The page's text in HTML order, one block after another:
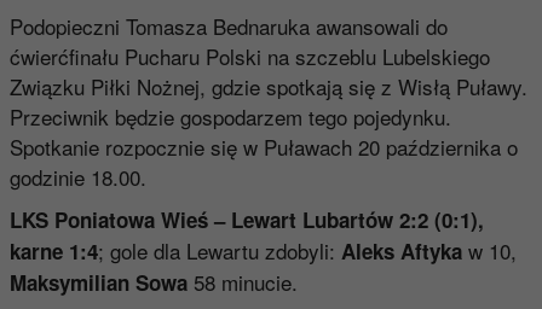
Podopieczni Tomasza Bednaruka awansowali do
ćwierćfinału Pucharu Polski na szczeblu Lubelskiego
Związku Piłki Nożnej, gdzie spotkają się z Wisłą Puławy.
Przeciwnik będzie gospodarzem tego pojedynku.
Spotkanie rozpocznie się w Puławach 20 października o
godzinie 18.00.
LKS Poniatowa Wieś – Lewart Lubartów 2:2 (0:1),
karne 1:4; gole dla Lewartu zdobyli: Aleks Aftyka w 10,
Maksymilian Sowa 58 minucie.